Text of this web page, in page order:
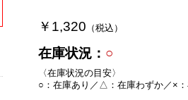
￥1,320 （税込）
在庫状況： ○
〈在庫状況の目安〉
○：在庫あり／△：在庫わずか／×：